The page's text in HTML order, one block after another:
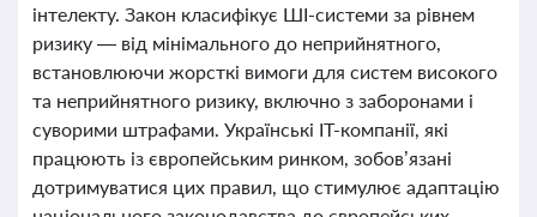
інтелекту. Закон класифікує ШІ-системи за рівнем
ризику — від мінімального до неприйнятного,
встановлюючи жорсткі вимоги для систем високого
та неприйнятного ризику, включно з заборонами і
суворими штрафами. Українські IT-компанії, які
працюють із європейським ринком, зобов’язані
дотримуватися цих правил, що стимулює адаптацію